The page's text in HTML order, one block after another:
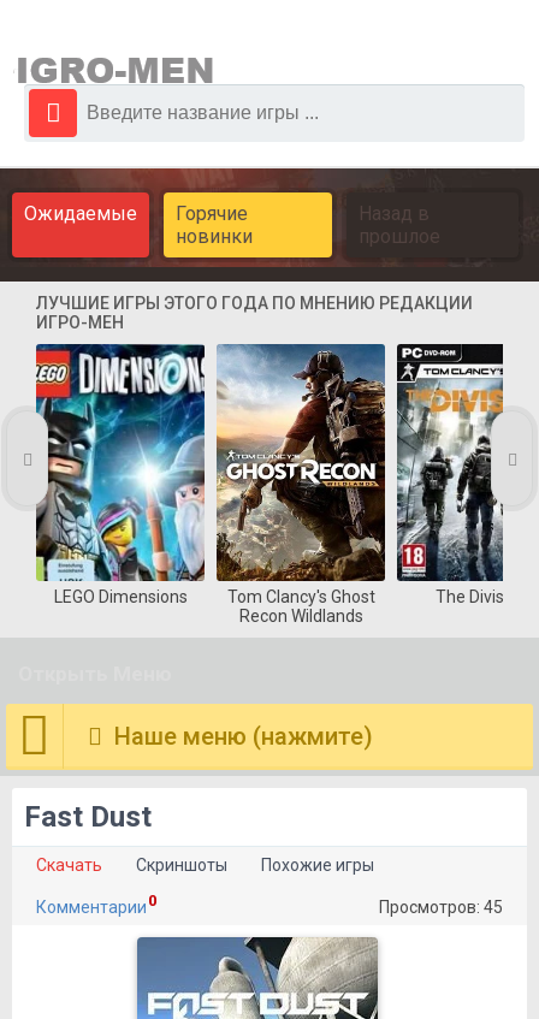
Ожидаемые
Горячие
новинки
Назад в
прошлое
ЛУЧШИЕ ИГРЫ ЭТОГО ГОДА ПО МНЕНИЮ РЕДАКЦИИ
ИГРО-МЕН
LEGO Dimensions
Tom Clancy's Ghost
Recon Wildlands
The Division
Наше меню (нажмите)
Fast Dust
Скачать Скриншоты Похожие игры
Комментарии 0 Просмотров: 45